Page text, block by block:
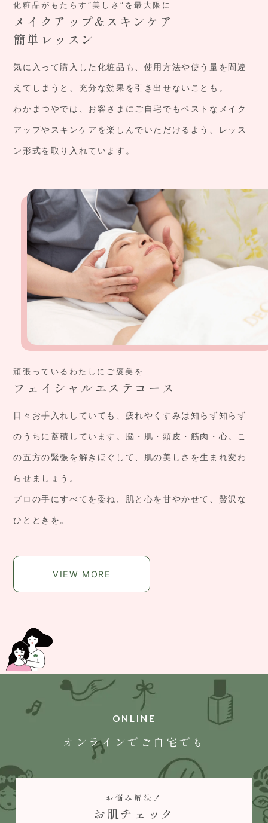
化粧品がもたらす“美しさ”を最大限に
メイクアップ&スキンケア
簡単レッスン
気に入って購入した化粧品も、使用方法や使う量を間違
えてしまうと、充分な効果を引き出せないことも。
わかまつやでは、お客さまにご自宅でもベストなメイク
アップやスキンケアを楽しんでいただけるよう、レッス
ン形式を取り入れています。
頑張っているわたしにご褒美を
フェイシャルエステコース
日々お手入れしていても、疲れやくすみは知らず知らず
のうちに蓄積しています。脳・肌・頭皮・筋肉・心。こ
の五方の緊張を解きほぐして、肌の美しさを生まれ変わ
らせましょう。
プロの手にすべてを委ね、肌と心を甘やかせて、贅沢な
ひとときを。
VIEW MORE
ONLINE
オンラインでご自宅でも
お悩み解決！
お肌チェック